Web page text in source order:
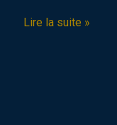
5Lire la suite »